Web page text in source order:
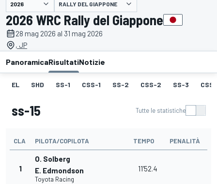
presentato da RALLY DEL GIAPPONE
2026 WRC Rally del Giappone
28 mag 2026 al 31 mag 2026
, JP
PanoramicaRisultatiNotizie
EL SHD SS-1 CSS-1 SS-2 CSS-2 SS-3
ss-15 Tutte le statistiche
CLA PILOTA/COPILOTA TEMPO PENALITÀ
1
O. Solberg
E. Edmondson
Toyota Racing
11'52.4